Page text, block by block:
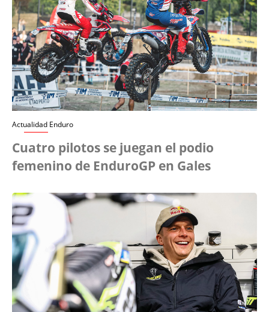
Actualidad Enduro
Cuatro pilotos se juegan el podio
femenino de EnduroGP en Gales